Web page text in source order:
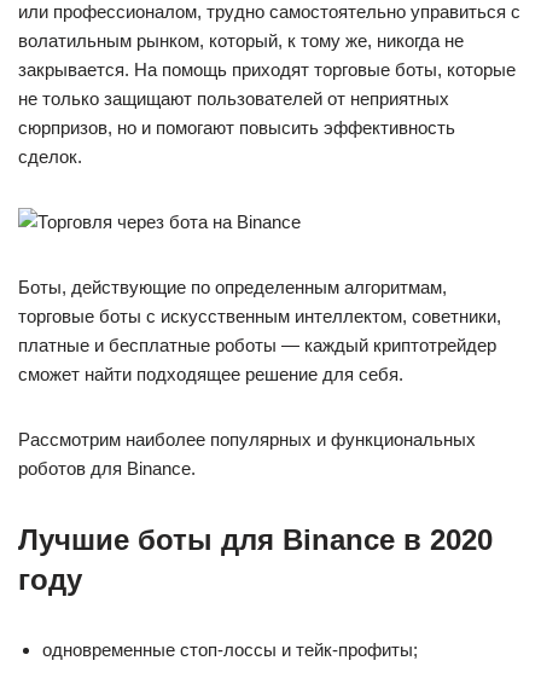
или профессионалом, трудно самостоятельно управиться с
волатильным рынком, который, к тому же, никогда не
закрывается. На помощь приходят торговые боты, которые
не только защищают пользователей от неприятных
сюрпризов, но и помогают повысить эффективность
сделок.
Боты, действующие по определенным алгоритмам,
торговые боты с искусственным интеллектом, советники,
платные и бесплатные роботы — каждый криптотрейдер
сможет найти подходящее решение для себя.
Рассмотрим наиболее популярных и функциональных
роботов для Binance.
Лучшие боты для Binance в 2020
году
одновременные стоп-лоссы и тейк-профиты;